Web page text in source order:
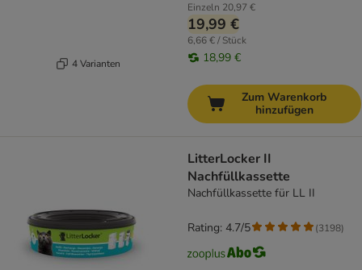
4 Varianten
Einzeln 20,97 €
19,99 €
6,66 € / Stück
18,99 €
Zum Warenkorb
hinzufügen
LitterLocker II
Nachfüllkassette
Nachfüllkassette für LL II
Rating: 4.7/5 (3198)